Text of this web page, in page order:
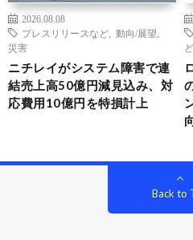
2026.08.08
プレスリリースなど
動向/展望
災害
ニチレイがシステム障害で連
結売上高50億円減見込み、対
応費用10億円を特損計上
ど
Back to